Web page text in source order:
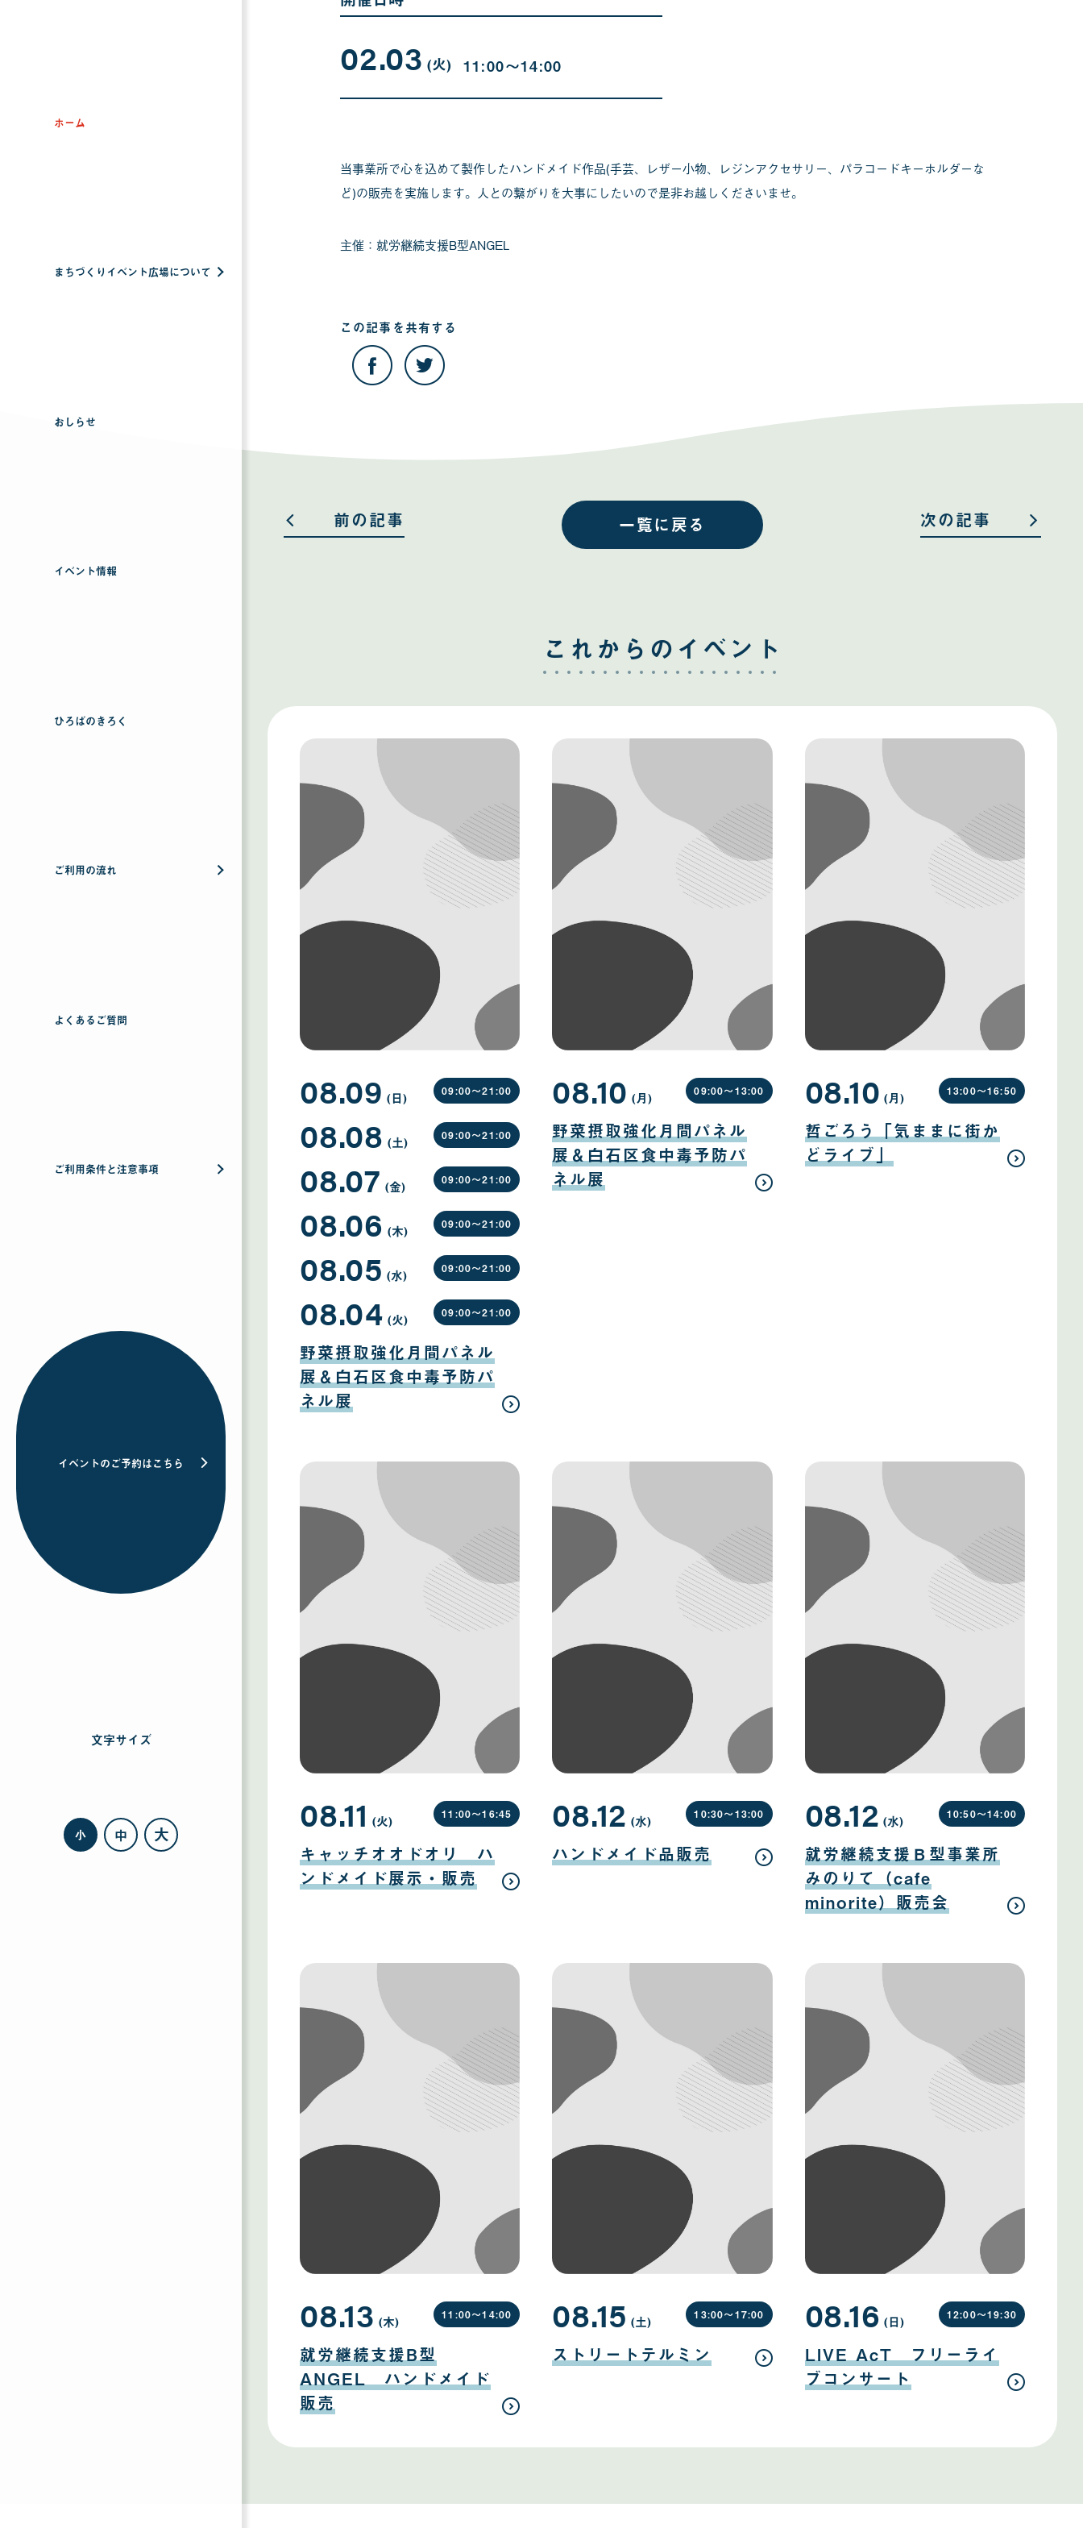
ホーム
まちづくりイベント広場について
おしらせ
イベント情報
ひろばのきろく
ご利用の流れ
よくあるご質問
ご利用条件と注意事項
イベントのご予約はこちら
文字サイズを
小 中 大
02.03 月
03
日
(火日
) 11:00〜14:00
当事業所で心を込めて製作したハンドメイド作品(手芸、レザー小物、レジンアクセサリー、パラコードキーホルダーな
ど)の販売を実施します。人との繋がりを大事にしたいので是非お越しくださいませ。
主催：就労継続支援B型ANGEL
この記事を共有する
の
記
す す
一覧に戻る
前の記事 次の記事
これからのイベント
野菜摂取強化月間パネル
展＆白石区食中毒予防パ
ネル展
08.04
月
04
日
(火曜
日
) 09:00〜21:00
08.05
月
05
日
(水曜
日
) 09:00〜21:00
08.06
月
06
日
(木曜
日
) 09:00〜21:00
08.07
月
07
日
(金曜
日
) 09:00〜21:00
08.08
月
08
日
(土曜
日
) 09:00〜21:00
08.09
月
09
日
(日曜
日
) 09:00〜21:00
野菜摂取強化月間パネル
展＆白石区食中毒予防パ
ネル展
08.10
月
10
日
(月曜
日
) 09:00〜13:00
哲ごろう「気ままに街か
どライブ」
08.10
月
10
日
(月曜
日
) 13:00〜16:50
キャッチオオドオリ ハ
ンドメイド展示・販売
08.11
月
11
日
(火曜
日
) 11:00〜16:45
ハンドメイド品販売
08.12
月
12
日
(水曜
日
) 10:30〜13:00
就労継続支援Ｂ型事業所
みのりて（cafe
minorite）販売会
08.12
月
12
日
(水曜
日
) 10:50〜14:00
就労継続支援B型
ANGEL ハンドメイド
販売
08.13
月
13
日
(木曜
日
) 11:00〜14:00
ストリートテルミン
08.15
月
15
日
(土曜
日
) 13:00〜17:00
LIVE AcT フリーライ
ブコンサート
08.16
月
16
日
(日曜
日
) 12:00〜19:30